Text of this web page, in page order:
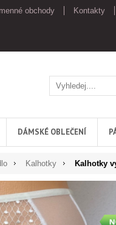
obchody
Kontakty
DÁMSKÉ OBLEČENÍ
Kalhotky Kalhotky